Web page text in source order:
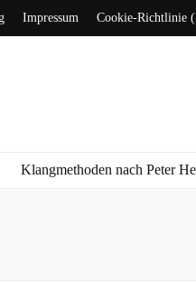
Impressum Cookie-Richtlinie
Klangmethoden nach Peter